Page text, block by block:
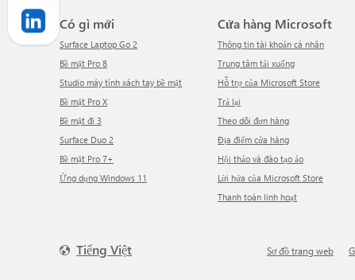
Có gì mới
Surface Laptop Go 2
Bề mặt Pro 8
Studio máy tính xách tay bề mặt
Bề mặt Pro X
Bề mặt đi 3
Surface Duo 2
Bề mặt Pro 7+
Ứng dụng Windows 11
Cửa hàng Microsoft
Thông tin tài khoản cá nhân
Trung tâm tải xuống
Hỗ trợ của Microsoft Store
Trả lại
Theo dõi đơn hàng
Địa điểm cửa hàng
Hội thảo và đào tạo ảo
Lời hứa của Microsoft Store
Thanh toán linh hoạt
Tiếng Việt Sơ đồ trang web